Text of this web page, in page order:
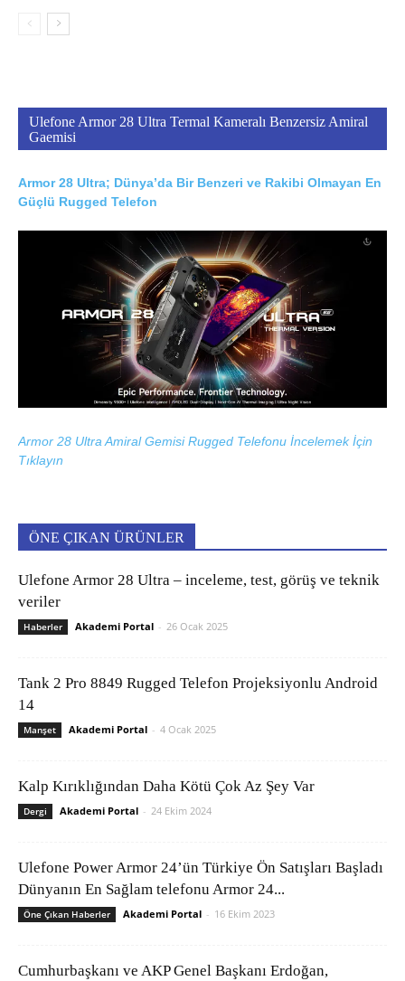
Ulefone Armor 28 Ultra Termal Kameralı Benzersiz Amiral
Gaemisi
Armor 28 Ultra; Dünya’da Bir Benzeri ve Rakibi Olmayan En
Güçlü Rugged Telefon
Armor 28 Ultra Amiral Gemisi Rugged Telefonu İncelemek İçin
Tıklayın
ÖNE ÇIKAN ÜRÜNLER
Ulefone Armor 28 Ultra – inceleme, test, görüş ve teknik
veriler
Haberler Akademi Portal - 26 Ocak 2025
Tank 2 Pro 8849 Rugged Telefon Projeksiyonlu Android
14
Manşet Akademi Portal - 4 Ocak 2025
Kalp Kırıklığından Daha Kötü Çok Az Şey Var
Dergi Akademi Portal - 24 Ekim 2024
Ulefone Power Armor 24’ün Türkiye Ön Satışları Başladı
Dünyanın En Sağlam telefonu Armor 24...
Öne Çıkan Haberler Akademi Portal - 16 Ekim 2023
Cumhurbaşkanı ve AKP Genel Başkanı Erdoğan,